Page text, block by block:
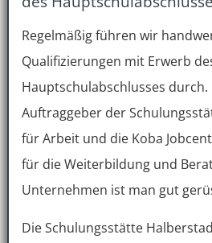
Regelmäßig führen wir
Qualifizierungen mit Erwerb
Hauptschulabschlusses durch.
Auftraggeber der
für Arbeit und die Koba
für die Weiterbildung und
Unternehmen ist man gut
Die Schulungsstätte